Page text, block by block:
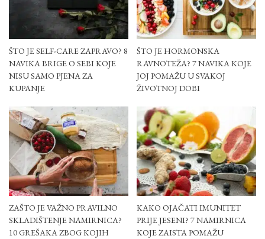
ŠTO JE SELF-CARE ZAPRAVO? 8
NAVIKA BRIGE O SEBI KOJE
NISU SAMO PJENA ZA
KUPANJE
ŠTO JE HORMONSKA
RAVNOTEŽA? 7 NAVIKA KOJE
JOJ POMAŽU U SVAKOJ
ŽIVOTNOJ DOBI
ZAŠTO JE VAŽNO PRAVILNO
SKLADIŠTENJE NAMIRNICA?
10 GREŠAKA ZBOG KOJIH
KAKO OJAČATI IMUNITET
PRIJE JESENI? 7 NAMIRNICA
KOJE ZAISTA POMAŽU